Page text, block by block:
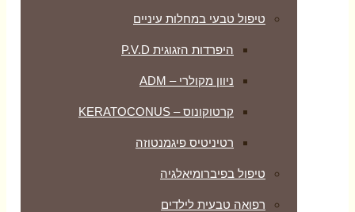
טיפול טבעי במחלות עיניים
היפרדות הזגוגית P.V.D
ניוון מקולרי – ADM
קרטוקונוס – KERATOCONUS
רטיניטיס פיגמנטוזה
טיפול בפיברומיאלגיה
רפואה טבעית לילדים